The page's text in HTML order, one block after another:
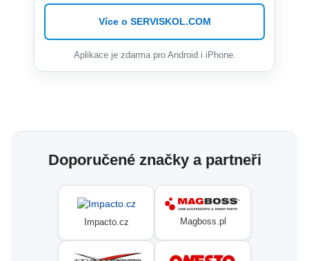
Více o SERVISKOL.COM
Aplikace je zdarma pro Android i iPhone.
Doporučené značky a partneři
Impacto.cz Magboss.pl